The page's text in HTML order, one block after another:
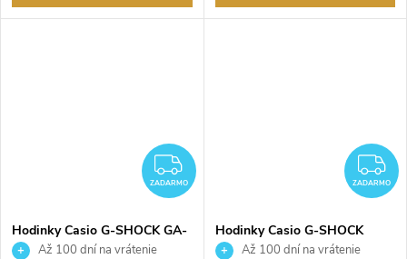
ZADARMO
ZADARMO
Hodinky Casio G-SHOCK GA-
110-1BER
Až 100 dní na vrátenie
ZADARMO
Hodinky Casio G-SHOCK
AWG-M100B-1AER
Až 100 dní na vrátenie